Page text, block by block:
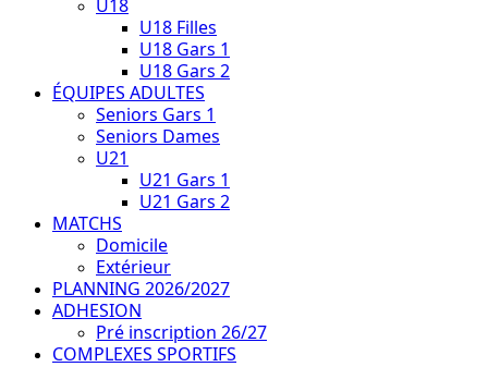
U18
U18 Filles
U18 Gars 1
U18 Gars 2
ÉQUIPES ADULTES
Seniors Gars 1
Seniors Dames
U21
U21 Gars 1
U21 Gars 2
MATCHS
Domicile
Extérieur
PLANNING 2026/2027
ADHESION
Pré inscription 26/27
COMPLEXES SPORTIFS